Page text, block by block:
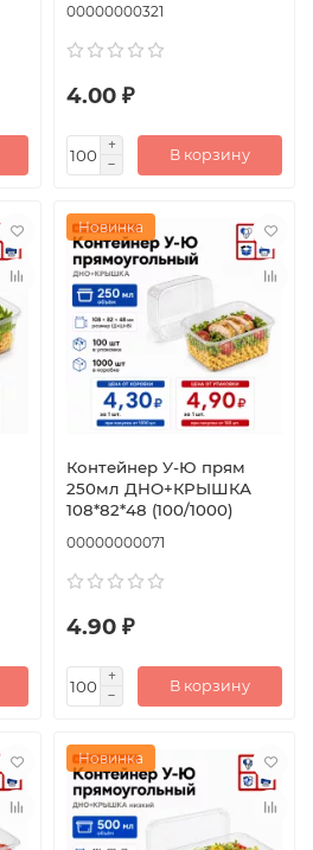
00000000321
4.00 ₽
В корзину
Новинка
Контейнер У-Ю прям
250мл ДНО+КРЫШКА
108*82*48 (100/1000)
00000000071
4.90 ₽
В корзину
Новинка